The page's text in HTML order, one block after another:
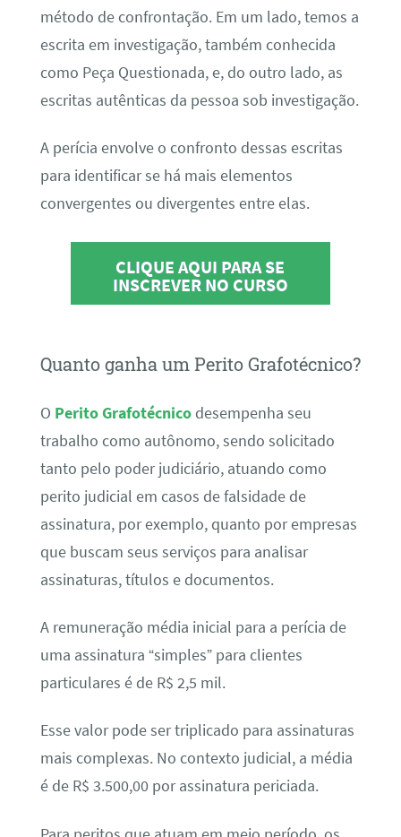
método de confrontação. Em um lado, temos a
escrita em investigação, também conhecida
como Peça Questionada, e, do outro lado, as
escritas autênticas da pessoa sob investigação.
A perícia envolve o confronto dessas escritas
para identificar se há mais elementos
convergentes ou divergentes entre elas.
CLIQUE AQUI PARA SE
INSCREVER NO CURSO
Quanto ganha um Perito Grafotécnico?
O Perito Grafotécnicodesempenha seu
trabalho como autônomo, sendo solicitado
tanto pelo poder judiciário, atuando como
perito judicial em casos de falsidade de
assinatura, por exemplo, quanto por empresas
que buscam seus serviços para analisar
assinaturas, títulos e documentos.
A remuneração média inicial para a perícia de
uma assinatura “simples” para clientes
particulares é de R$ 2,5 mil.
Esse valor pode ser triplicado para assinaturas
mais complexas. No contexto judicial, a média
é de R$ 3.500,00 por assinatura periciada.